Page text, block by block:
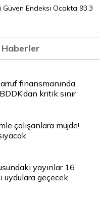
Endeksi Ocakta 93.3
Haberler
finansmanında
kritik sınır
çalışanlara müjde!
yayınlar 16
geçecek